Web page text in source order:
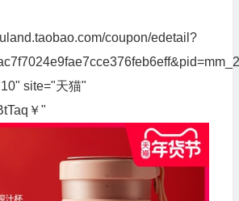
coupon/edetail?
site="天猫"
￥"